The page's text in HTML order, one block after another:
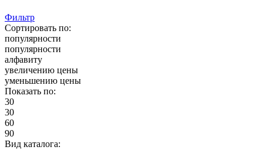
Фильтр
Сортировать по:
популярности
популярности
алфавиту
увеличению цены
уменьшению цены
Показать по:
30
30
60
90
Вид каталога: